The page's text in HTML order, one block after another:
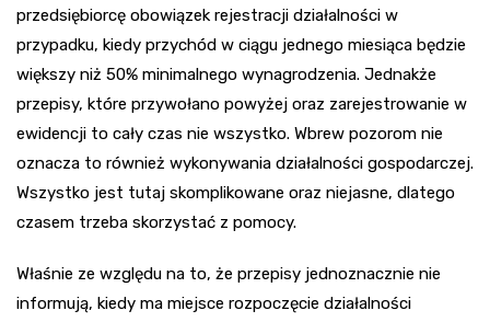
przedsiębiorcę obowiązek rejestracji działalności w
przypadku, kiedy przychód w ciągu jednego miesiąca będzie
większy niż 50% minimalnego wynagrodzenia. Jednakże
przepisy, które przywołano powyżej oraz zarejestrowanie w
ewidencji to cały czas nie wszystko. Wbrew pozorom nie
oznacza to również wykonywania działalności gospodarczej.
Wszystko jest tutaj skomplikowane oraz niejasne, dlatego
czasem trzeba skorzystać z pomocy.
Właśnie ze względu na to, że przepisy jednoznacznie nie
informują, kiedy ma miejsce rozpoczęcie działalności